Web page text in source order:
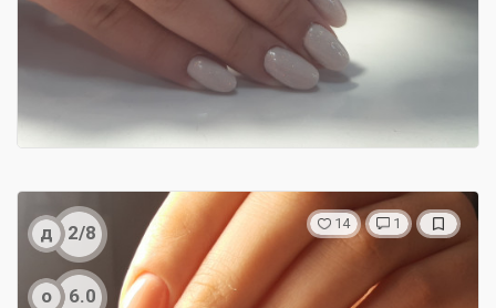
д 2/8
о 6.0
14 1